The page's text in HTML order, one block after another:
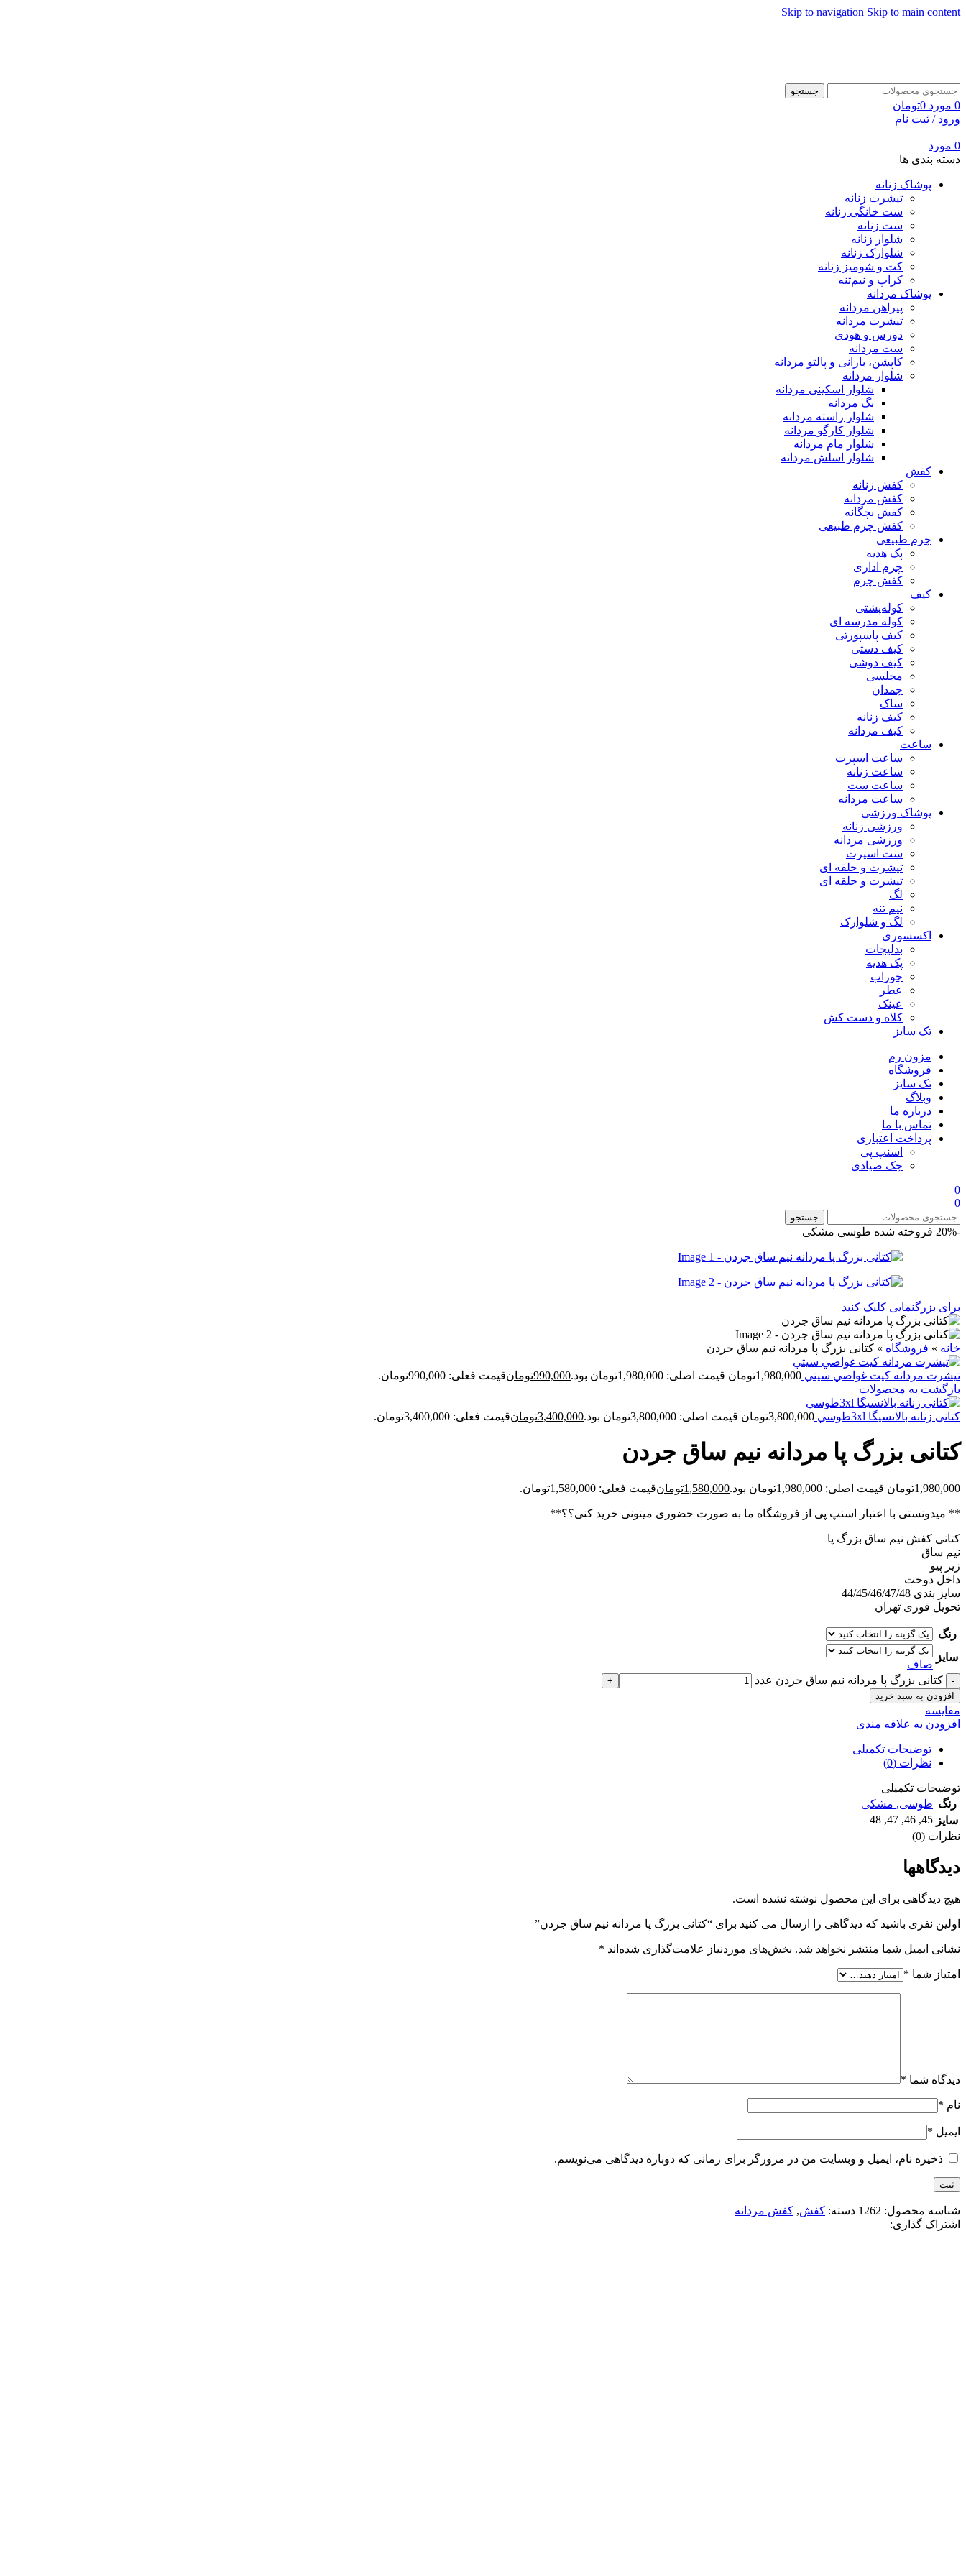
Skip to navigation Skip to main content
جستجو
0 مورد 0تومان
ورود / ثبت نام
0 مورد
دسته بندی ها
پوشاک زنانه
تیشرت زنانه
ست خانگی زنانه
ست زنانه
شلوار زنانه
شلوارک زنانه
کت و شومیز زنانه
کراپ و نیم‌تنه
پوشاک مردانه
پیراهن مردانه
تیشرت مردانه
دورس و هودی
ست مردانه
کاپشن، بارانی و پالتو مردانه
شلوار مردانه
شلوار اسکینی مردانه
بگ مردانه
شلوار راسته مردانه
شلوار کارگو مردانه
شلوار مام مردانه
شلوار اسلش مردانه
کفش
کفش زنانه
کفش مردانه
کفش بچگانه
کفش چرم طبیعی
چرم طبیعی
پک هدیه
چرم اداری
کفش چرم
کیف
کوله‌پشتی
کوله مدرسه ای
کیف پاسپورتی
کیف دستی
کیف دوشی
مجلسی
چمدان
ساک
کیف زنانه
کیف مردانه
ساعت
ساعت اسپرت
ساعت زنانه
ساعت ست
ساعت مردانه
پوشاک ورزشی
ورزشی زنانه
ورزشی مردانه
ست اسپرت
تیشرت و حلقه ای
تیشرت و حلقه ای
لگ
نیم تنه
لگ و شلوارک
اکسسوری
بدلیجات
پک هدیه
جوراب
عطر
عینک
کلاه و دست کش
تک سایز
مزون رم
فروشگاه
تک سایز
وبلاگ
درباره ما
تماس با ما
پرداخت اعتباری
اسنپ پی
چک صیادی
0
0
جستجو
-20% فروخته شده طوسی مشکی
برای بزرگنمایی کلیک کنید
خانه » فروشگاه » کتانی بزرگ پا مردانه نيم ساق جردن
تيشرت مردانه کيت غواصي سيتي 1,980,000تومان قیمت اصلی: 1,980,000تومان بود. 990,000تومانقیمت فعلی: 990,000تومان.
بازگشت به محصولات
کتانی زنانه بالانسيگا 3xlطوسي 3,800,000تومان قیمت اصلی: 3,800,000تومان بود. 3,400,000تومانقیمت فعلی: 3,400,000تومان.
کتانی بزرگ پا مردانه نيم ساق جردن
1,980,000تومان قیمت اصلی: 1,980,000تومان بود. 1,580,000تومانقیمت فعلی: 1,580,000تومان.
** میدونستی با اعتبار اسنپ پی از فروشگاه ما به صورت حضوری میتونی خرید کنی؟؟**
کتانی کفش نیم ساق بزرگ پا
نیم ساق
زیر پیو
داخل دوخت
سایز بندی 44/45/46/47/48
تحویل فوری تهران
رنگ
سایز
صاف
کتانی بزرگ پا مردانه نيم ساق جردن عدد
افزودن به سبد خرید
مقايسه
افزودن به علاقه مندی
توضیحات تکمیلی
نظرات (0)
توضیحات تکمیلی
رنگ طوسی, مشکی
سایز 45
,
46
,
47
,
48
نظرات (0)
دیدگاهها
هیچ دیدگاهی برای این محصول نوشته نشده است.
اولین نفری باشید که دیدگاهی را ارسال می کنید برای “کتانی بزرگ پا مردانه نيم ساق جردن”
نشانی ایمیل شما منتشر نخواهد شد. بخش‌های موردنیاز علامت‌گذاری شده‌اند *
امتیاز شما *
دیدگاه شما *
نام *
ایمیل *
ذخیره نام، ایمیل و وبسایت من در مرورگر برای زمانی که دوباره دیدگاهی می‌نویسم.
شناسه محصول: 1262 دسته: کفش, کفش مردانه
اشتراک گذاری: